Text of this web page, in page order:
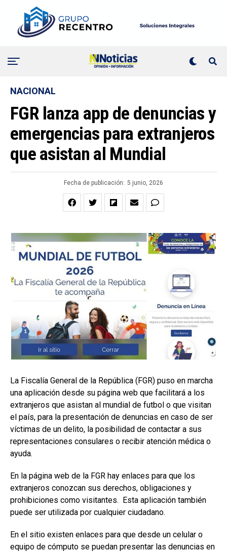
NACIONAL
FGR lanza app de denuncias y
emergencias para extranjeros
que asistan al Mundial
Fecha de publicación: 5 junio, 2026
La Fiscalía General de la República (FGR) puso en marcha
una aplicación desde su página web que facilitará a los
extranjeros que asistan al mundial de futbol o que visitan
el país, para la presentación de denuncias en caso de ser
víctimas de un delito, la posibilidad de contactar a sus
representaciones consulares o recibir atención médica o
ayuda.
En la página web de la FGR hay enlaces para que los
extranjeros conozcan sus derechos, obligaciones y
prohibiciones como visitantes. Esta aplicación también
puede ser utilizada por cualquier ciudadano.
En el sitio existen enlaces para que desde un celular o
equipo de cómputo se puedan presentar las denuncias en